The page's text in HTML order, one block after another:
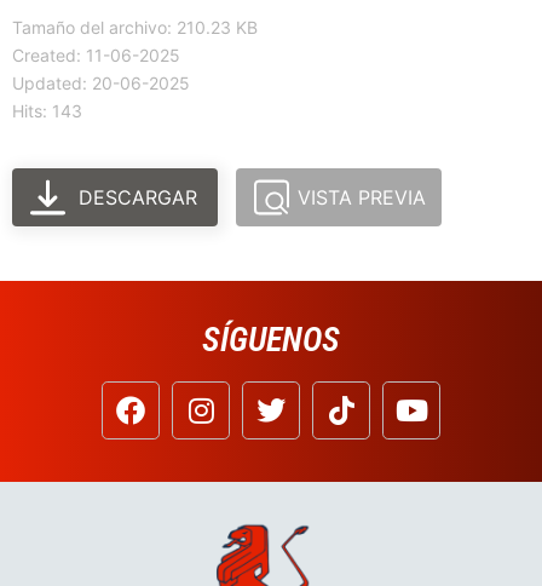
Tamaño del archivo: 210.23 KB
Created: 11-06-2025
Updated: 20-06-2025
Hits: 143
DESCARGAR VISTA PREVIA
SÍGUENOS